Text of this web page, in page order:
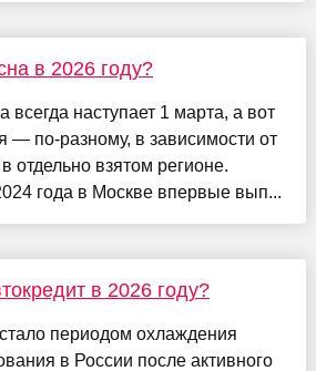
в 2026 году?
всегда наступает 1 марта, а вот
— по-разному, в зависимости от
отдельно взятом регионе.
года в Москве впервые вып...
в 2026 году?
периодом охлаждения
в России после активного